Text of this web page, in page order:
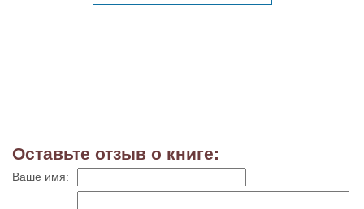
Оставьте отзыв о книге:
Ваше имя: